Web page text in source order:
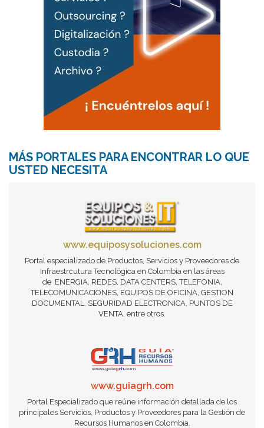
MÁS PORTALES PARA ENCONTRAR LO QUE
USTED NECESITA
www.equiposysoluciones.com
Portal especializado de Productos, Servicios y Proveedores de
Infraestrcutura Tecnológica en Colombia en las áreas
de ENERGIA, REDES, DATA CENTERS, TELEFONIA,
TELECOMUNICACIONES, EQUIPOS DE OFICINA, GESTION
DOCUMENTAL, SEGURIDAD ELECTRONICA, PUNTOS DE
VENTA, entre otros.
www.guiagrh.com
Portal Especializado que reúne información detallada de los
principales Servicios, Productos y Proveedores para la Gestión de
Recursos Humanos en Colombia.